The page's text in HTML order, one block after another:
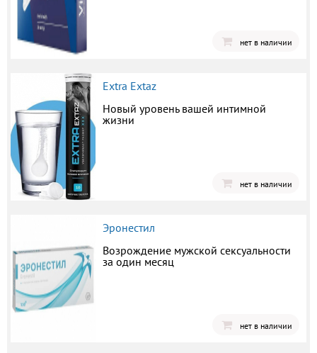
нет в наличии
Extra Extaz
Новый уровень вашей интимной
жизни
нет в наличии
Эронестил
Возрождение мужской сексуальности
за один месяц
нет в наличии